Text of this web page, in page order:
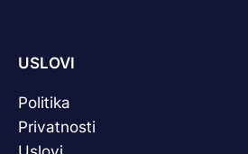
USLOVI
Politika
Privatnosti